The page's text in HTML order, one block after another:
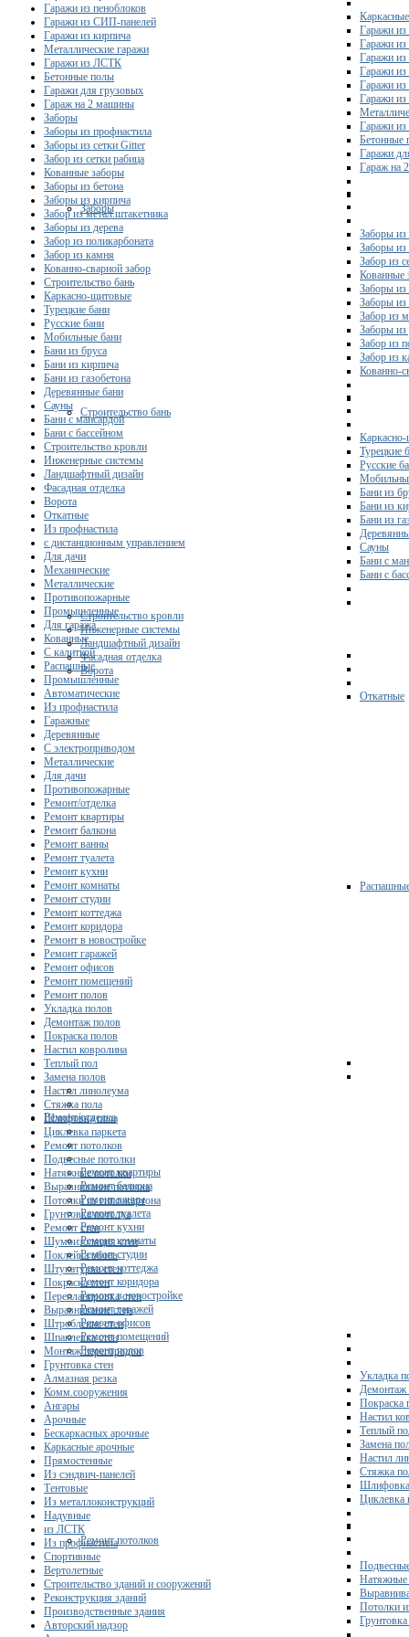
Гаражи из
Гаражи из
Гаражи из
Гаражи из
Гаражи
Гаражи из
Гаражи
Бетонные
Гаражи
Гараж на
Заборы
Заборы из
Заборы из
Забор из
Кованные
Заборы из
Заборы из
Забор из
Заборы из
Забор из
Забор из
Кованно-
Строительство бань
Турецкие
Русские
Бани из
Бани из
Бани из
Сауны
Бани с
Бани с
Строительство кровли
Инженерные системы
Ландшафтный дизайн
Фасадная отделка
Ворота
Откатные
Ремонт/отделка
Ремонт квартиры
Ремонт балкона
Ремонт ванны
Ремонт туалета
Ремонт кухни
Ремонт комнаты
Ремонт студии
Ремонт коттеджа
Ремонт коридора
Ремонт в новостройке
Ремонт гаражей
Ремонт офисов
Ремонт помещений
Ремонт полов
Укладка
Демонтаж
Покраска
Настил
Теплый
Замена
Настил
Стяжка
Циклевка
Ремонт потолков
Натяжные
Потолки
Гаражи из пеноблоков
Гаражи из СИП-панелей
Гаражи из кирпича
Металлические гаражи
Гаражи из ЛСТК
Бетонные полы
Гаражи для грузовых
Гараж на 2 машины
Заборы
Заборы из профнастила
Заборы из сетки Gitter
Забор из сетки рабица
Кованные заборы
Заборы из бетона
Заборы из кирпича
Забор из метал.штакетника
Заборы из дерева
Забор из поликарбоната
Забор из камня
Кованно-сварной забор
Строительство бань
Каркасно-щитовые
Турецкие бани
Русские бани
Мобильные бани
Бани из бруса
Бани из кирпича
Бани из газобетона
Деревянные бани
Сауны
Бани с мансардой
Бани с бассейном
Строительство кровли
Инженерные системы
Ландшафтный дизайн
Фасадная отделка
Ворота
Откатные
Из профнастила
с дистанционным управлением
Для дачи
Механические
Металлические
Противопожарные
Промышленные
Для гаража
Кованные
С калиткой
Распашные
Промышленные
Автоматические
Из профнастила
Гаражные
Деревянные
С электроприводом
Металлические
Для дачи
Противопожарные
Ремонт/отделка
Ремонт квартиры
Ремонт балкона
Ремонт ванны
Ремонт туалета
Ремонт кухни
Ремонт комнаты
Ремонт студии
Ремонт коттеджа
Ремонт коридора
Ремонт в новостройке
Ремонт гаражей
Ремонт офисов
Ремонт помещений
Ремонт полов
Укладка полов
Демонтаж полов
Покраска полов
Настил ковролина
Теплый пол
Замена полов
Настил линолеума
Стяжка пола
Шлифовка пола
Циклевка паркета
Ремонт потолков
Подвесные потолки
Натяжные потолки
Выравнивание потолка
Потолки из гипсокартона
Грунтовка потолка
Ремонт стен
Шумоизоляция стен
Поклейка обоев
Штукатурка стен
Покраска стен
Перепланировка стен
Выравнивание стен
Штробление стен
Шпаклевка стен
Монтаж перегородок
Грунтовка стен
Алмазная резка
Комм.сооружения
Ангары
Арочные
Бескаркасных арочные
Каркасные арочные
Прямостенные
Из сэндвич-панелей
Тентовые
Из металлоконструкций
Надувные
из ЛСТК
Из профнастила
Спортивные
Вертолетные
Строительство зданий и сооружений
Реконструкция зданий
Производственные здания
Авторский надзор